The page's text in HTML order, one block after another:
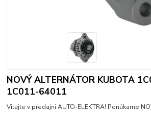
NOVÝ ALTERNÁTOR KUBOTA
1C011-64011
Vitajte v predajni AUTO-ELEKTRA! Ponúkame